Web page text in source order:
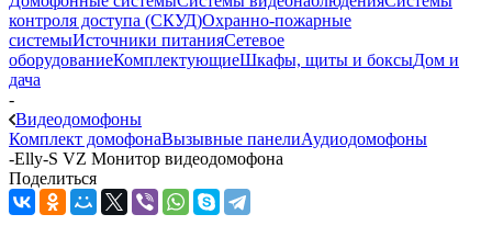
контроля доступа (СКУД)Охранно-пожарные
системыИсточники питанияСетевое
оборудованиеКомплектующиеШкафы, щиты и боксыДом и
дача
-
Видеодомофоны
Комплект домофонаВызывные панелиАудиодомофоны
-Elly-S VZ Монитор видеодомофона
Поделиться